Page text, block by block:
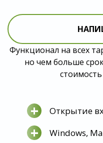
Функционал на всех
но чем больше
+ Открытие
+ Windows,